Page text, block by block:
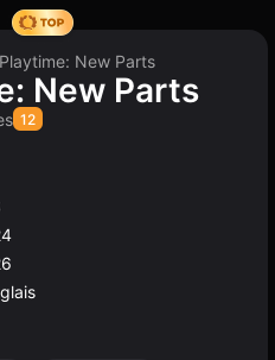
Hedgies
New Parts
New Parts
12